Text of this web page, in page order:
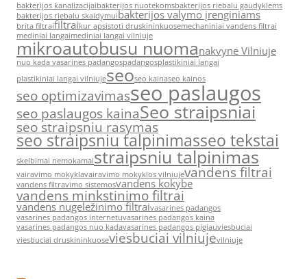
bakterijos kanalizacijaibakterijos nuotekomsbakterijos riebalu gaudyklems
bakterijos riebalu skaidymuibakterijos valymo įrenginiams
brita filtraifiltraikur apsistoti druskininkuosemechaniniai vandens filtrai
mediniai langaimediniai langai vilniuje
mikroautobusu nuomanakvyne Vilniuje
nuo kada vasarines padangospadangosplastikiniai langai
plastikiniai langai vilniujeseoseo kainaseo kainos
seo optimizavimasseo paslaugos
seo paslaugos kainaSeo straipsniai
seo straipsniu rasymas
seo straipsniu talpinimasseo tekstai
skelbimai nemokamaistraipsniu talpinimas
vairavimo mokyklavairavimo mokyklos vilniujevandens filtrai
vandens filtravimo sistemosvandens kokybe
vandens minkstinimo filtrai
vandens nugeležinimo filtraivasarines padangos
vasarines padangos internetuvasarines padangos kaina
vasarines padangos nuo kadavasarines padangos pigiauviesbuciai
viesbuciai druskininkuoseviesbuciai vilniujevilniuje